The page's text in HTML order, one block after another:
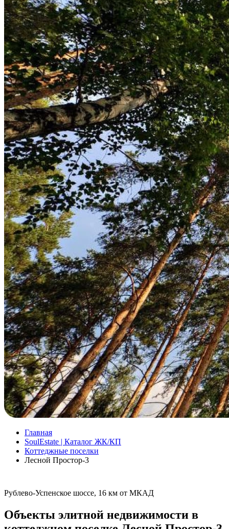
Главная
SoulEstate | Каталог ЖК/КП
Коттеджные поселки
Лесной Простор-3
Рублево-Успенское шоссе, 16 км от МКАД
Объекты элитной недвижимости в